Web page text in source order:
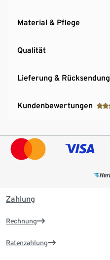
Material & Pflege
Qualität
Lieferung & Rücksendung
Kundenbewertungen
Zahlung
Rechnung
Ratenzahlung